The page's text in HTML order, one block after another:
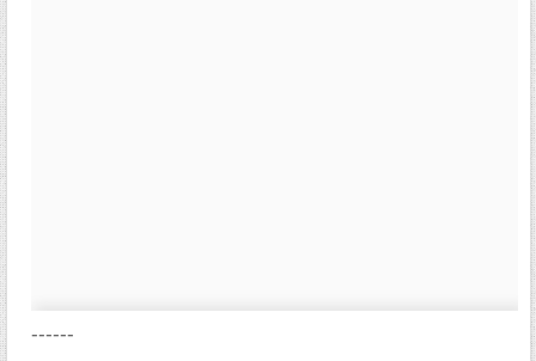
------